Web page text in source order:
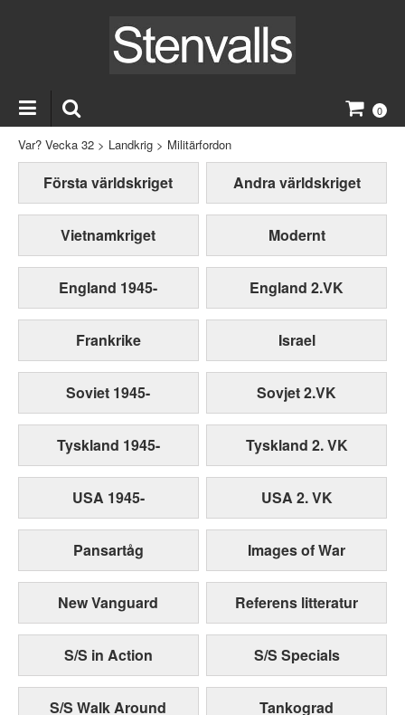
0
Var? Vecka 32 > Landkrig > Militärfordon
Första världskriget Andra världskriget
Vietnamkriget Modernt
England 1945- England 2.VK
Frankrike Israel
Soviet 1945- Sovjet 2.VK
Tyskland 1945- Tyskland 2. VK
USA 1945- USA 2. VK
Pansartåg Images of War
New Vanguard Referens litteratur
S/S in Action S/S Specials
S/S Walk Around Tankograd